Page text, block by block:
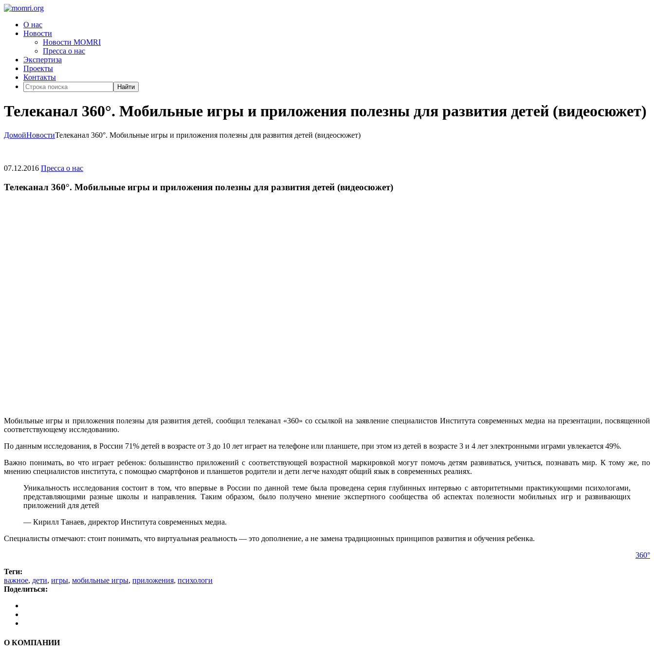
О нас
Новости
Новости MOMRI
Пресса о нас
Экспертиза
Проекты
Контакты
Найти
Телеканал 360°. Мобильные игры и приложения полезны для развития детей (видеосюжет)
ДомойНовостиТелеканал 360°. Мобильные игры и приложения полезны для развития детей (видеосюжет)
07.12.2016 Пресса о нас
Телеканал 360°. Мобильные игры и приложения полезны для развития детей (видеосюжет)
Мобильные игры и приложения полезны для развития детей, сообщил телеканал «360» со ссылкой на заявление специалистов Института современных медиа на презентации, посвященной
соответствующему исследованию.
По данным исследования, в России 71% детей в возрасте от 3 до 10 лет играет на телефоне или планшете, при этом из детей в возрасте 3 и 4 лет электронными играми увлекается 49%.
Важно понимать, во что играет ребенок: большинство приложений с соответствующей возрастной маркировкой могут помочь детям развиваться, учиться, познавать мир. К тому же, по
мнению специалистов института, с помощью смартфонов и планшетов родители и дети легче находят общий язык в современных реалиях.
Уникальность исследования состоит в том, что впервые в России по данной теме была проведена серия глубинных интервью с авторитетными практикующими психологами,
представляющими разные школы и направления. Таким образом, было получено мнение экспертного сообщества об аспектах полезности мобильных игр и развивающих
приложений для детей
— Кирилл Танаев, директор Института современных медиа.
Специалисты отмечают: стоит понимать, что виртуальная реальность — это дополнение, а не замена традиционных принципов развития и обучения ребенка.
360°
Теги:
важное, дети, игры, мобильные игры, приложения, психологи
Поделиться:
О КОМПАНИИ